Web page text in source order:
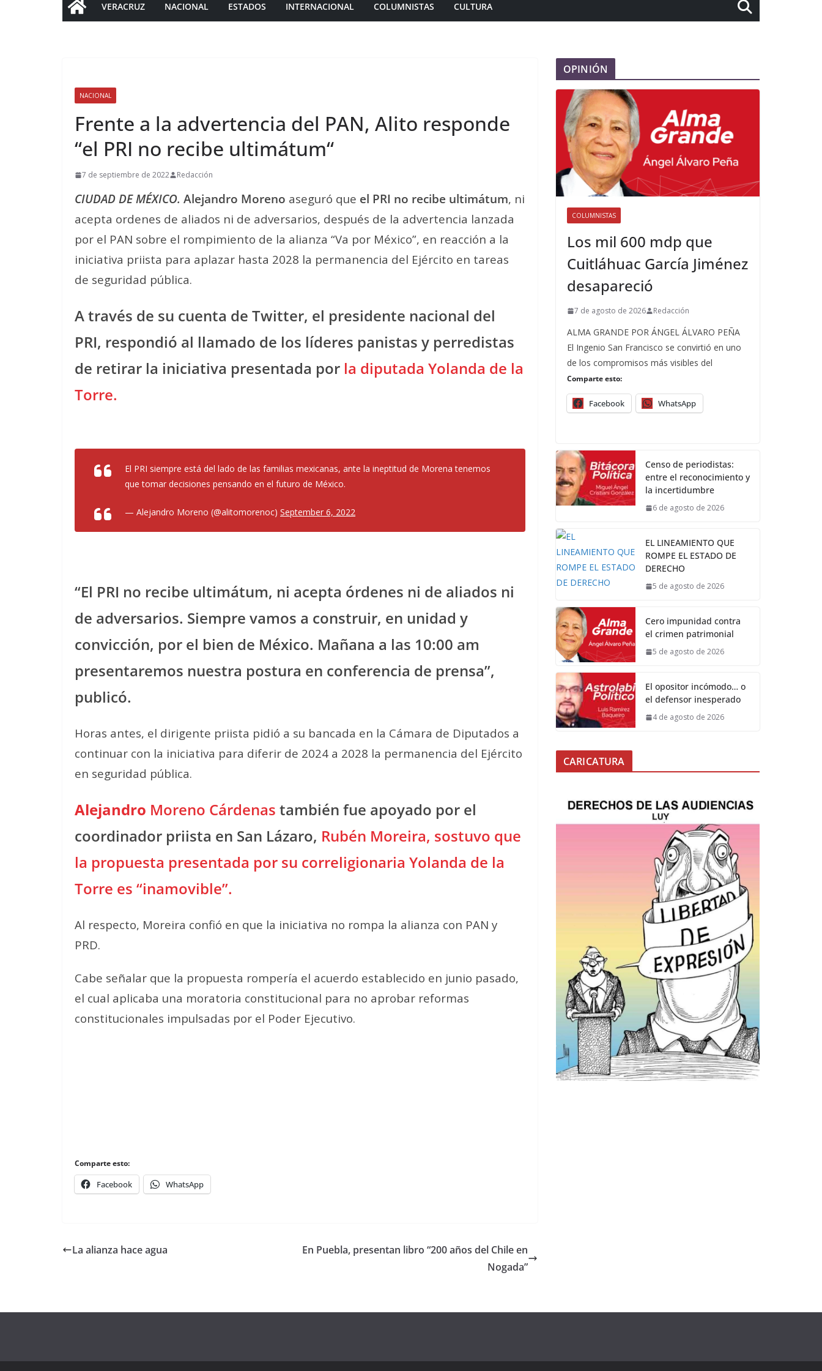
VERACRUZ NACIONAL ESTADOS INTERNACIONAL COLUMNISTAS CULTURA
NACIONAL
Frente a la advertencia del PAN, Alito responde
“el PRI no recibe ultimátum“
7 de septiembre de 2022 Redacción
CIUDAD DE MÉXICO. Alejandro Moreno aseguró que el PRI no recibe ultimátum, ni
acepta ordenes de aliados ni de adversarios, después de la advertencia lanzada
por el PAN sobre el rompimiento de la alianza “Va por México”, en reacción a la
iniciativa priista para aplazar hasta 2028 la permanencia del Ejército en tareas
de seguridad pública.
A través de su cuenta de Twitter, el presidente nacional del
PRI, respondió al llamado de los líderes panistas y perredistas
de retirar la iniciativa presentada por la diputada Yolanda de la
Torre.
El PRI siempre está del lado de las familias mexicanas, ante la ineptitud de Morena tenemos
que tomar decisiones pensando en el futuro de México.
— Alejandro Moreno (@alitomorenoc) September 6, 2022
“El PRI no recibe ultimátum, ni acepta órdenes ni de aliados ni
de adversarios. Siempre vamos a construir, en unidad y
convicción, por el bien de México. Mañana a las 10:00 am
presentaremos nuestra postura en conferencia de prensa”,
publicó.
Horas antes, el dirigente priista pidió a su bancada en la Cámara de Diputados a
continuar con la iniciativa para diferir de 2024 a 2028 la permanencia del Ejército
en seguridad pública.
Alejandro Moreno Cárdenas también fue apoyado por el
coordinador priista en San Lázaro, Rubén Moreira, sostuvo que
la propuesta presentada por su correligionaria Yolanda de la
Torre es “inamovible”.
Al respecto, Moreira confió en que la iniciativa no rompa la alianza con PAN y
PRD.
Cabe señalar que la propuesta rompería el acuerdo establecido en junio pasado,
el cual aplicaba una moratoria constitucional para no aprobar reformas
constitucionales impulsadas por el Poder Ejecutivo.
Comparte esto:
Facebook WhatsApp
La alianza hace agua
En Puebla, presentan libro “200 años del Chile en
Nogada”
OPINIÓN
COLUMNISTAS
Los mil 600 mdp que
Cuitláhuac García Jiménez
desapareció
7 de agosto de 2026 Redacción
ALMA GRANDE POR ÁNGEL ÁLVARO PEÑA
El Ingenio San Francisco se convirtió en uno
de los compromisos más visibles del
Comparte esto:
Facebook WhatsApp
Censo de periodistas:
entre el reconocimiento y
la incertidumbre
6 de agosto de 2026
EL LINEAMIENTO QUE
ROMPE EL ESTADO DE
DERECHO
5 de agosto de 2026
Cero impunidad contra
el crimen patrimonial
5 de agosto de 2026
El opositor incómodo… o
el defensor inesperado
4 de agosto de 2026
CARICATURA